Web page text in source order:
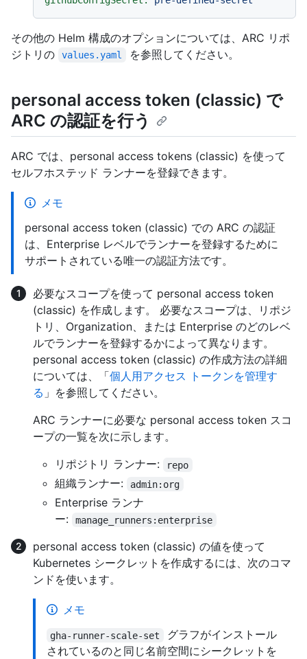
その他の Helm 構成のオプションについては、ARC リポ
ジトリの
values.yaml を参照してください。
personal access token (classic) で
ARC の認証を行う
ARC では、personal access tokens (classic) を使って
セルフホステッド ランナーを登録できます。
メモ
personal access token (classic) での ARC の認証
は、Enterprise レベルでランナーを登録するために
サポートされている唯一の認証方法です。
必要なスコープを使って personal access token
(classic) を作成します。 必要なスコープは、リポジ
トリ、Organization、または Enterprise のどのレベ
ルでランナーを登録するかによって異なります。
personal access token (classic) の作成方法の詳細
については、「個人用アクセス トークンを管理す
る 」を参照してください。
ARC ランナーに必要な personal access token スコ
ープの一覧を次に示します。
リポジトリ ランナー:
repo
組織ランナー: admin:org
Enterprise ランナ
ー:
manage_runners:enterprise
personal access token (classic) の値を使って
Kubernetes シークレットを作成するには、次のコマ
ンドを使います。
メモ
gha-runner-scale-set
グラフがインストール
されているのと同じ名前空間にシークレットを